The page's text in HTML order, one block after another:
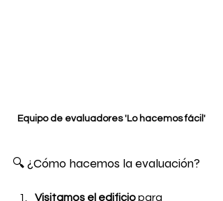
Equipo de evaluadores 'Lo hacemos fácil'
🔍 ¿Cómo hacemos la evaluación?
Visitamos el edificio para